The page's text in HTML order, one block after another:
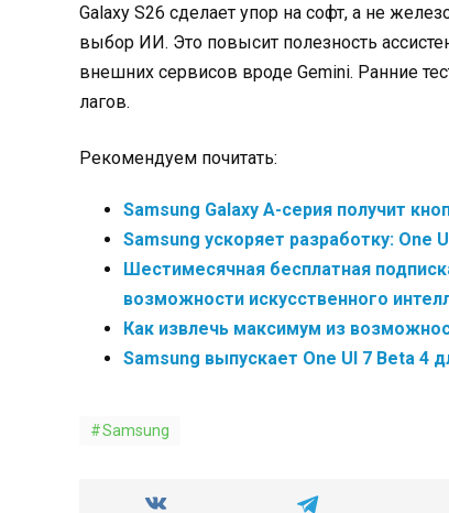
Galaxy S26 сделает упор на софт, а не
выбор ИИ. Это повысит полезность
внешних сервисов вроде Gemini. Ранние
лагов.
Рекомендуем почитать:
Samsung Galaxy A-серия получит
Samsung ускоряет разработку: One
Шестимесячная бесплатная
возможности искусственного
Как извлечь максимум из
Samsung выпускает One UI 7 Beta 4
Samsung